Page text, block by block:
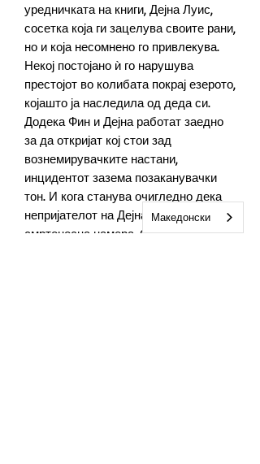
уредничката на книги, Дејна Луис,
сосетка која ги зацелува своите рани,
но и која несомнено го привлекува.
Некој постојано ѝ го нарушува
престојот во колибата покрај езерото,
која­што ја наследила од деда си.
Додека Фин и Дејна работат заедно
за да откријат кој стои зад
вознемирувачките настани,
инцидентот зазема позаканувачки
тон. И кога станува очигледно дека
непри­јателот на Дејна можеби има
смртоносна намера, Фин повторно се
Македонски